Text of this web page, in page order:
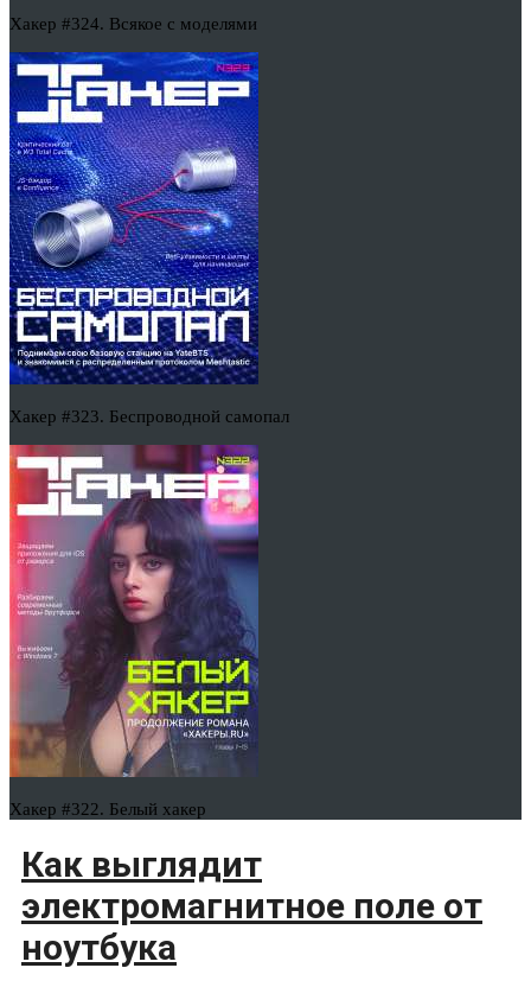
Хакер #324. Всякое с моделями
Хакер #323. Беспроводной самопал
Хакер #322. Белый хакер
Как выглядит
электромагнитное поле от
ноутбука